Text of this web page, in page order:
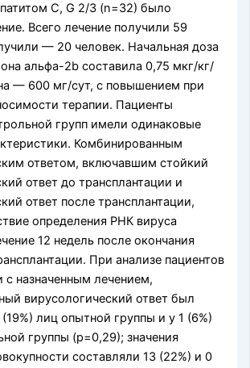
С, G 2/3 (n=32) было
Всего лечение получили 59
— 20 человек. Начальная доза
альфа-2b составила 0,75 мкг/кг/
— 600 мг/сут, с повышением при
терапии. Пациенты
групп имели одинаковые
Комбинированным
ответом, включавшим стойкий
ответ до трансплантации и
ответ после трансплантации,
определения РНК вируса
12 недель после окончания
При анализе пациентов
с назначенным лечением,
вирусологический ответ был
лиц опытной группы и у 1 (6%)
группы (р=0,29); значения
составляли 13 (22%) и 0